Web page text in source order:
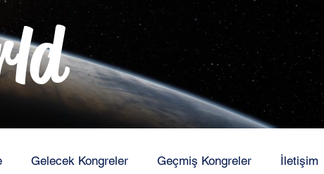
Gelecek Kongreler Geçmiş Kongreler İletişim